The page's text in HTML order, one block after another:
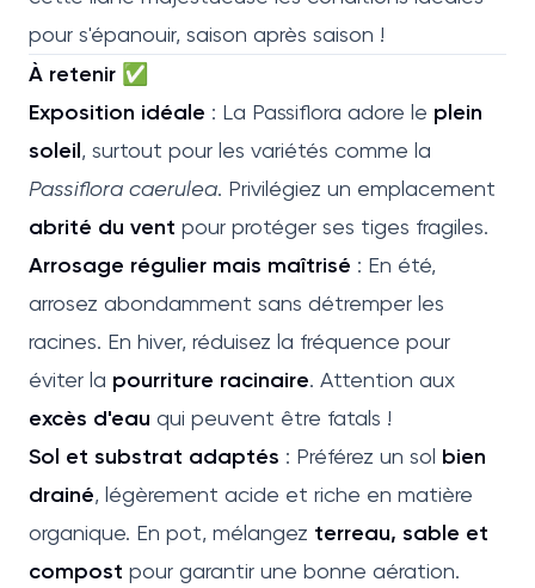
pour s'épanouir, saison après saison !
À retenir ✅
Exposition idéale : La Passiflora adore le plein
soleil, surtout pour les variétés comme la
Passiflora caerulea. Privilégiez un emplacement
abrité du vent pour protéger ses tiges fragiles.
Arrosage régulier mais maîtrisé : En été,
arrosez abondamment sans détremper les
racines. En hiver, réduisez la fréquence pour
éviter la pourriture racinaire. Attention aux
excès d'eau qui peuvent être fatals !
Sol et substrat adaptés : Préférez un sol bien
drainé, légèrement acide et riche en matière
organique. En pot, mélangez terreau, sable et
compost pour garantir une bonne aération.